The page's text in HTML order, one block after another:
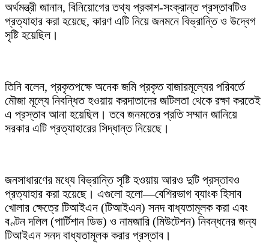
অর্থমন্ত্রী জানান, বিনিয়োগের তথ্য প্রকাশ-সংক্রান্ত প্রস্তাবটিও
প্রত্যাহার করা হয়েছে, কারণ এটি নিয়ে জনমনে বিভ্রান্তি ও উদ্বেগ
সৃষ্টি হয়েছিল।
তিনি বলেন, প্রকৃতপক্ষে অনেক জমি প্রকৃত বাজারমূল্যের পরিবর্তে
মৌজা মূল্যে নিবন্ধিত হওয়ায় করদাতাদের জটিলতা থেকে রক্ষা করতেই
এ প্রস্তাব আনা হয়েছিল। তবে জনমতের প্রতি সম্মান জানিয়ে
সরকার এটি প্রত্যাহারের সিদ্ধান্ত নিয়েছে।
জনসাধারণের মধ্যে বিভ্রান্তি সৃষ্টি হওয়ায় আরও দুটি প্রস্তাবও
প্রত্যাহার করা হয়েছে। এগুলো হলো—বেশিরভাগ ব্যাংক হিসাব
খোলার ক্ষেত্রে টিআইএন (টিআইএন) সনদ বাধ্যতামূলক করা এবং
বণ্টন দলিল (পার্টিশান ডিড) ও নামজারি (মিউটেশন) নিবন্ধনের জন্য
টিআইএন সনদ বাধ্যতামূলক করার প্রস্তাব।